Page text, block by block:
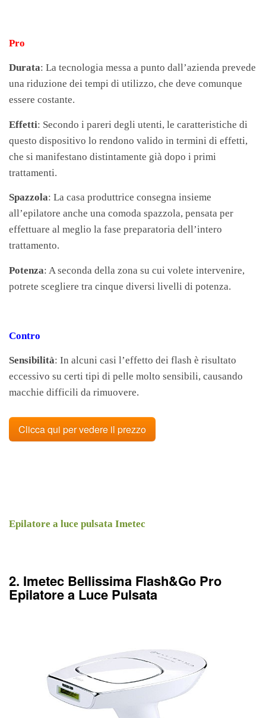
Pro
Durata: La tecnologia messa a punto dall’azienda prevede
una riduzione dei tempi di utilizzo, che deve comunque
essere costante.
Effetti: Secondo i pareri degli utenti, le caratteristiche di
questo dispositivo lo rendono valido in termini di effetti,
che si manifestano distintamente già dopo i primi
trattamenti.
Spazzola: La casa produttrice consegna insieme
all’epilatore anche una comoda spazzola, pensata per
effettuare al meglio la fase preparatoria dell’intero
trattamento.
Potenza: A seconda della zona su cui volete intervenire,
potrete scegliere tra cinque diversi livelli di potenza.
Contro
Sensibilità: In alcuni casi l’effetto dei flash è risultato
eccessivo su certi tipi di pelle molto sensibili, causando
macchie difficili da rimuovere.
Clicca qui per vedere il prezzo
Epilatore a luce pulsata Imetec
2. Imetec Bellissima Flash&Go Pro
Epilatore a Luce Pulsata